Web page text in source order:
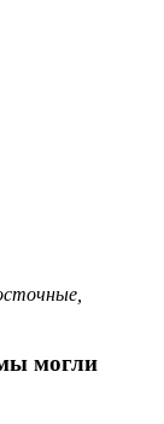
могли